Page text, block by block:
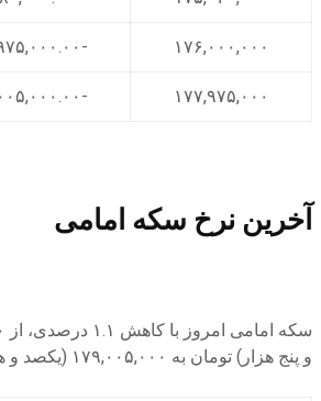
۱۷۶,۰۰۰,۰۰۰ -۱,۹۷۵,۰۰۰.۰۰
۱۷۷,۹۷۵,۰۰۰ -۲,۰۰۵,۰۰۰.۰۰
آخرین نرخ سکه امامی
و پنج هزار) تومان به ۱۷۹,۰۰۵,۰۰۰ (یکصد و هفتاد و نه میلیون و پنج هزار) تومان رسید.